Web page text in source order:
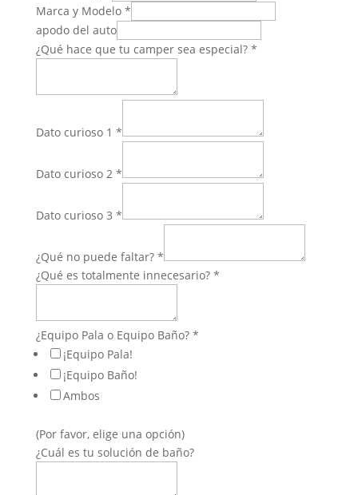
Marca y Modelo *
apodo del auto
¿Qué hace que tu camper sea especial? *
Dato curioso 1 *
Dato curioso 2 *
Dato curioso 3 *
¿Qué no puede faltar? *
¿Qué es totalmente innecesario? *
¿Equipo Pala o Equipo Baño? *
¡Equipo Pala!
¡Equipo Baño!
Ambos
(Por favor, elige una opción)
¿Cuál es tu solución de baño?